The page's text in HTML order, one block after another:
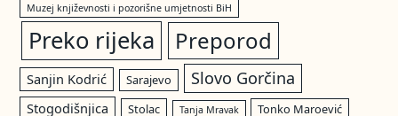
Muzej književnosti i pozorišne umjetnosti BiH
Preko rijeka Preporod
Sanjin Kodrić Sarajevo Slovo Gorčina
Stogodišnjica Stolac Tanja Mravak Tonko Maroević